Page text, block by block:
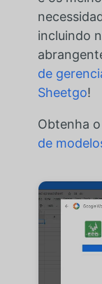
incluindo
de
Sheetgo!
Obtenha
de